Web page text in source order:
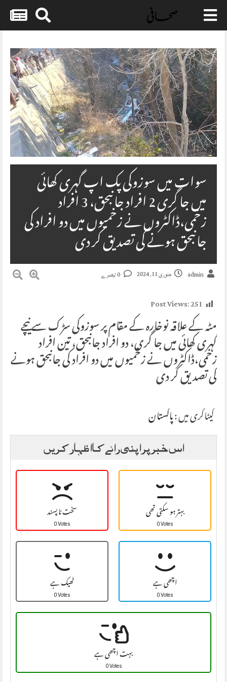
Skip
content
سوات میں سوزوکی پک اپ گہری کھائی
میں جا گری 2 افراد جانبحق، 3 افراد
زخمی،ڈاکٹروں نے زخمیوں میں دو افراد کی
جانبحق ہونے کی تصدیق کر دی
admin جنوری 11, 2024
Post Views:251
مٹہ کے علاقہ نوخارہ کے مقام پر سوزوکی سڑک سے نیچے
گہری کھائی میں جا گری، دو افراد جانبحق، تین افراد
زخمی،ڈاکٹروں نے زخمیوں میں دو افراد کی جانبحق ہونے
کی تصدیق کر دی
کیٹاگری میں :پاکستان
اس خبر پر اپنی رائے کا اظہار کریں
سخت نا پسند
0 Votes بہتر ہو سکتی تھی
0 Votes
ٹھیک ہے
0 Votes اچھی ہے
0 Votes
بہت اچھی ہے
0 Votes